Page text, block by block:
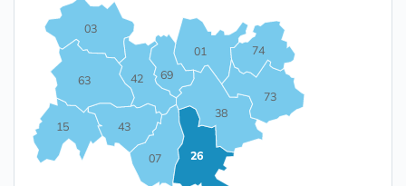
01
03
07
15
26
38
42
43
63 69
73
74